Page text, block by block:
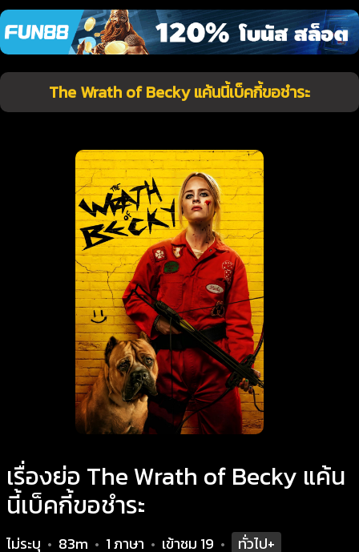
The Wrath of Becky แค้นนี้เบ็คกี้ขอชำระ
เรื่องย่อ The Wrath of Becky แค้น
นี้เบ็คกี้ขอชำระ
ไม่ระบุ • 83m • 1 ภาษา • เข้าชม 19 • ทั่วไป+